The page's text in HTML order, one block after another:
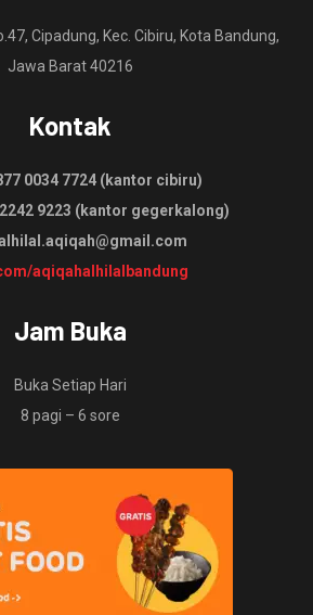
Cipadung, Kec. Cibiru, Kota Bandung,
Jawa Barat 40216
Kontak
0034 7724 (kantor cibiru)
9223 (kantor gegerkalong)
aqiqahalhilalbandung
Jam Buka
Buka Setiap Hari
8 pagi – 6 sore